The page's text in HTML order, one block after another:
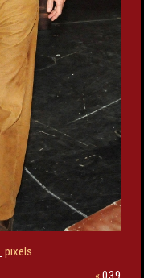
pixels